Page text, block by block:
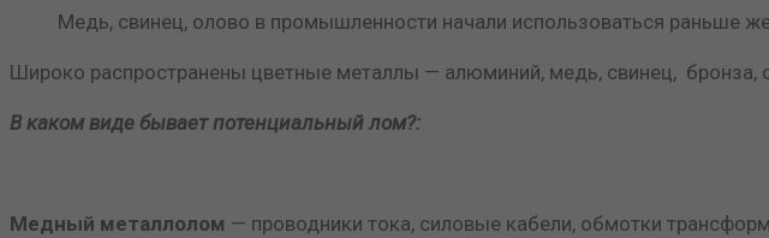
Медь, свинец, олово в промышленности начали использоваться раньше
Широко распространены цветные металлы — алюминий, медь, свинец, бронза,
В каком виде бывает потенциальный лом?:
Медный металлолом — проводники тока, силовые кабели, обмотки